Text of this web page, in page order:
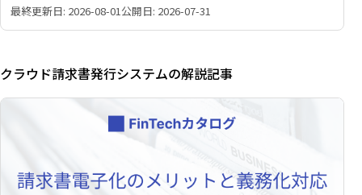
最終更新日: 2026-08-01公開日: 2026-07-31
クラウド請求書発行システムの解説記事